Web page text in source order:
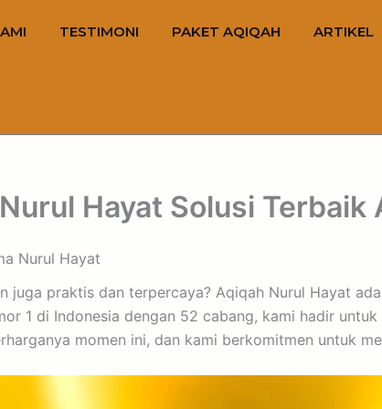
TESTIMONI PAKET AQIQAH ARTIKEL
Hayat Solusi Terbaik
Nurul Hayat
juga praktis dan terpercaya? Aqiqah Nurul Hayat
1 di Indonesia dengan 52 cabang, kami hadir
momen ini, dan kami berkomitmen untuk